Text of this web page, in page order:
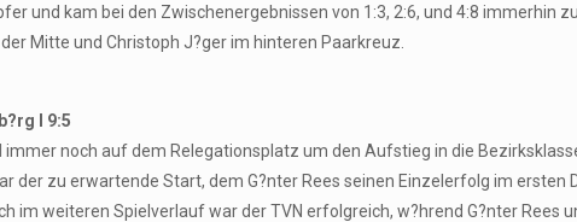
und kam bei den Zwischenergebnissen von 1:3, 2:6, und 4:8
Mitte und Christoph J?ger im hinteren Paarkreuz.
I 9:5
immer noch auf dem Relegationsplatz um den Aufstieg in die
der zu erwartende Start, dem G?nter Rees seinen Einzelerfolg im
im weiteren Spielverlauf war der TVN erfolgreich, w?hrend G?nter